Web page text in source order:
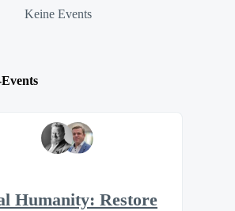
Keine Events
Humanity: Restore